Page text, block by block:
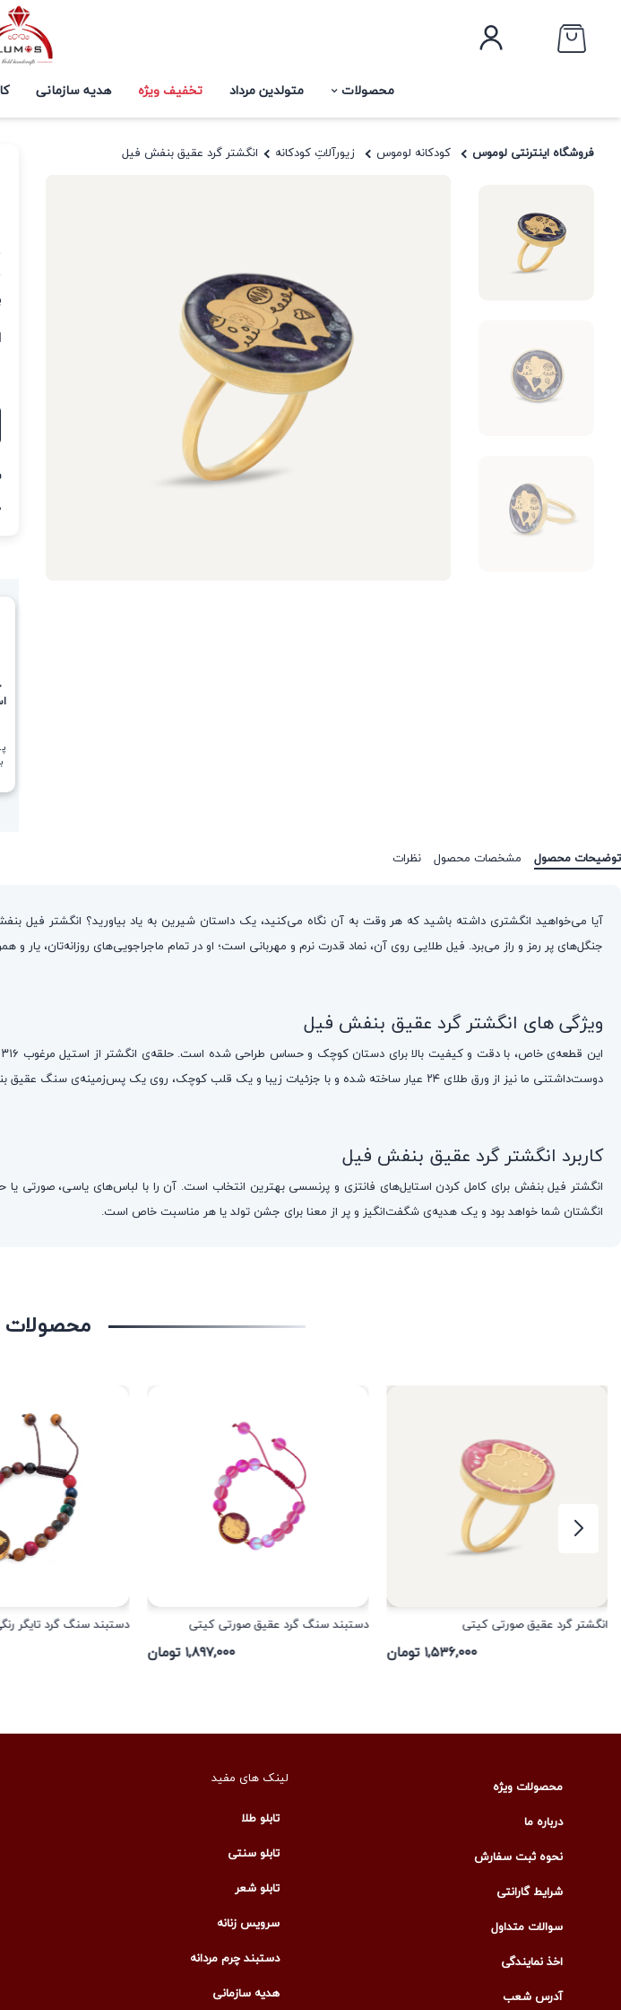
محصولات متولدین مرداد تخفیف ویژه هدیه سازمانی
فروشگاه اینترنتی لوموس کودکانه لوموس زیورآلاتِ کودکانه انگشتر گرد عقیق بنفش فیل
توضیحات محصول مشخصات محصول نظرات
آیا می‌خواهید انگشتری داشته باشید که هر وقت به آن نگاه می‌کنید، یک داستان شیرین به یاد بیاورید؟ انگشتر
جنگل‌های پر رمز و راز می‌برد. فیل طلایی روی آن، نماد قدرت نرم و مهربانی است؛ او در تمام ماجراجویی‌های روزانه‌تان، یار و
ویژگی های انگشتر گرد عقیق بنفش فیل
دوست‌داشتنی ما نیز از ورق طلای ۲۴ عیار ساخته شده و با جزئیات زیبا و یک قلب کوچک، روی یک پس‌زمینه‌ی سنگ عقیق بنفش خیره‌کننده قرار گرفته است. این سنگ، رنگی شبیه به آسمان شب‌های قصه‌گویی دارد.
کاربرد انگشتر گرد عقیق بنفش فیل
انگشتر فیل بنفش برای کامل کردن استایل‌های فانتزی و پرنسسی بهترین انتخاب است. آن را با لباس‌های یاسی، صورتی
انگشتان شما خواهد بود و یک هدیه‌ی شگفت‌انگیز و پر از معنا برای جشن تولد یا هر مناسبت خاص است.
محصولات
انگشتر گرد عقیق صورتی کیتی
۱,۵۳۶,۰۰۰ تومان
دستبند سنگ گرد عقیق صورتی کیتی
۱,۸۹۷,۰۰۰ تومان
دستبند سنگ گرد تایگر
محصولات ویژه
درباره ما
نحوه ثبت سفارش
شرایط گارانتی
سوالات متداول
اخذ نمایندگی
آدرس شعب
لینک های مفید
تابلو طلا
تابلو سنتی
تابلو شعر
سرویس زنانه
دستبند چرم مردانه
هدیه سازمانی